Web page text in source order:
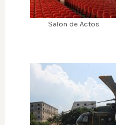
Salon de Actos